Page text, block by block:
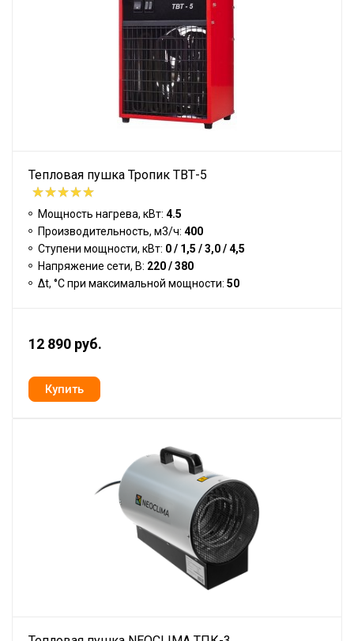
Тепловая пушка Тропик ТВТ-5
Мощность нагрева, кВт: 4.5
Производительность, м3/ч: 400
Ступени мощности, кВт: 0 / 1,5 / 3,0 / 4,5
Напряжение сети, В: 220 / 380
Δt, °C при максимальной мощности: 50
12 890 руб.